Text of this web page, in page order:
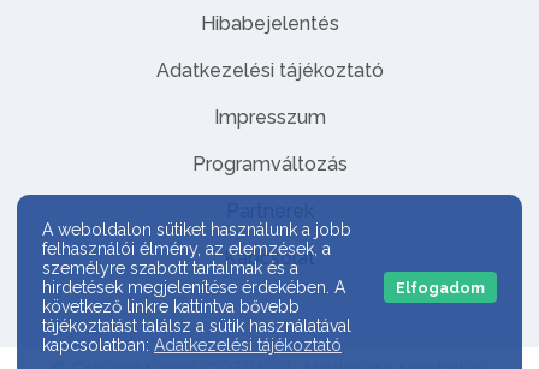
Hibabejelentés
Adatkezelési tájékoztató
Impresszum
Programváltozás
Kapcsolat
A weboldalon sütiket használunk a jobb
felhasználói élmény, az elemzések, a
személyre szabott tartalmak és a
hirdetések megjelenítése érdekében. A
következő linkre kattintva bővebb
tájékoztatást találsz a sütik használatával
kapcsolatban: Adatkezelési tájékoztató
Elfogadom